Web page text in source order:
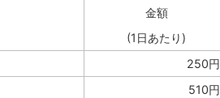
金額
(1日あたり)
250円
510円